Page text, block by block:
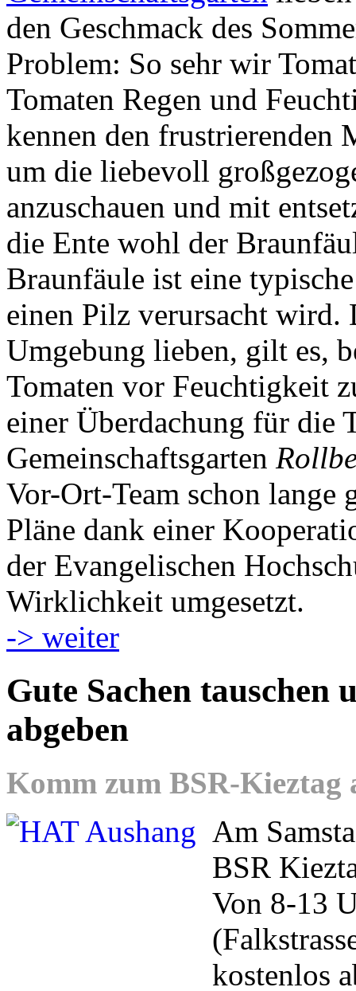
den Geschmack des
Problem: So sehr wir
Tomaten Regen und
kennen den frustrierenden
um die liebevoll
anzuschauen und mit
die Ente wohl der
Braunfäule ist eine
einen Pilz verursacht wird.
Umgebung lieben, gilt es,
Tomaten vor Feuchtigkeit
einer Überdachung für die
Gemeinschaftsgarten
Vor-Ort-Team schon lange
Pläne dank einer
der Evangelischen
Wirklichkeit umgesetzt.
-> weiter
Gute Sachen tauschen
abgeben
Komm zum BSR-Kieztag
Am
BSR
Von 8-13
kostenlos